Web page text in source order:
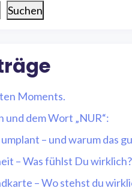
Suchen
Moments.
dem Wort „NUR“:
– und warum das
– Was fühlst Du wirklich?
– Wo stehst du